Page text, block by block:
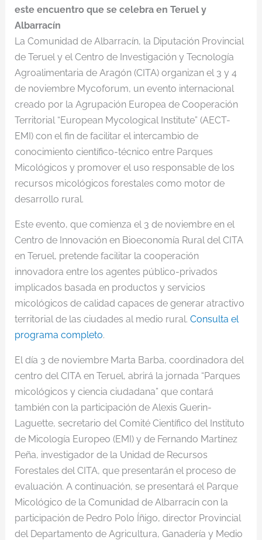
este encuentro que se celebra en Teruel y
Albarracín
La Comunidad de Albarracín, la Diputación Provincial
de Teruel y el Centro de Investigación y Tecnología
Agroalimentaria de Aragón (CITA) organizan el 3 y 4
de noviembre Mycoforum, un evento internacional
creado por la Agrupación Europea de Cooperación
Territorial “European Mycological Institute” (AECT-
EMI) con el fin de facilitar el intercambio de
conocimiento científico-técnico entre Parques
Micológicos y promover el uso responsable de los
recursos micológicos forestales como motor de
desarrollo rural.
Este evento, que comienza el 3 de noviembre en el
Centro de Innovación en Bioeconomía Rural del CITA
en Teruel, pretende facilitar la cooperación
innovadora entre los agentes público-privados
implicados basada en productos y servicios
micológicos de calidad capaces de generar atractivo
territorial de las ciudades al medio rural. Consulta el
programa completo.
El día 3 de noviembre Marta Barba, coordinadora del
centro del CITA en Teruel, abrirá la jornada “Parques
micológicos y ciencia ciudadana” que contará
también con la participación de Alexis Guerin-
Laguette, secretario del Comité Científico del Instituto
de Micología Europeo (EMI) y de Fernando Martínez
Peña, investigador de la Unidad de Recursos
Forestales del CITA, que presentarán el proceso de
evaluación. A continuación, se presentará el Parque
Micológico de la Comunidad de Albarracín con la
participación de Pedro Polo Íñigo, director Provincial
del Departamento de Agricultura, Ganadería y Medio